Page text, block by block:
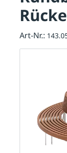
Art-Nr.: